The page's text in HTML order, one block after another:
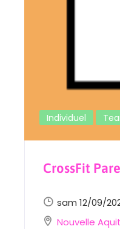
Individuel
CrossFit
sam 12/09/
Nouvelle